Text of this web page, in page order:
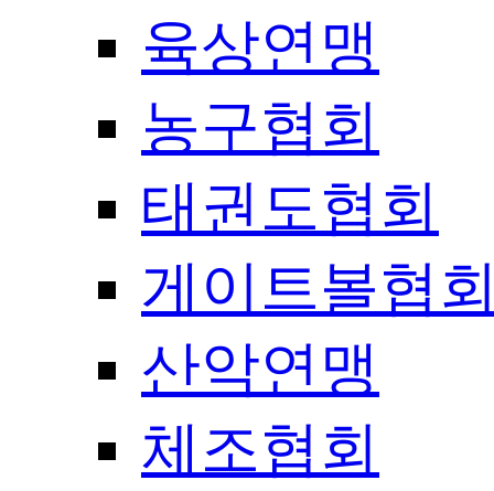
육상연맹
농구협회
태권도협회
게이트볼협
산악연맹
체조협회